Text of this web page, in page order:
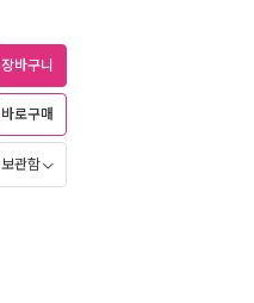
장바구니
바로구매
보관함